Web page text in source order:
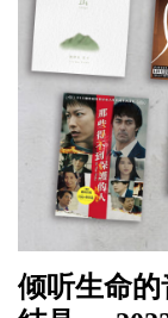
倾听生命